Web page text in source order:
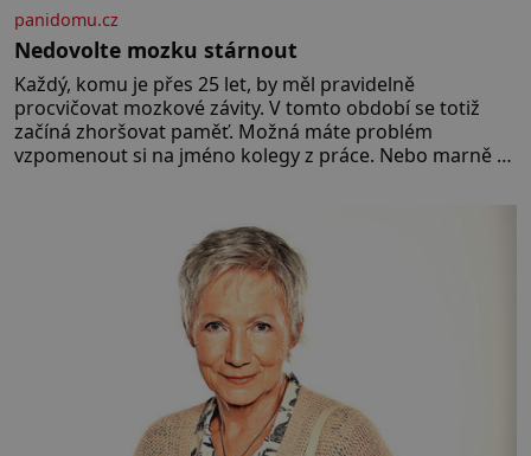
panidomu.cz
Nedovolte mozku stárnout
Každý, komu je přes 25 let, by měl pravidelně
procvičovat mozkové závity. V tomto období se totiž
začíná zhoršovat paměť. Možná máte problém
vzpomenout si na jméno kolegy z práce. Nebo marně v
rozhodla stávkovat. Cvičte